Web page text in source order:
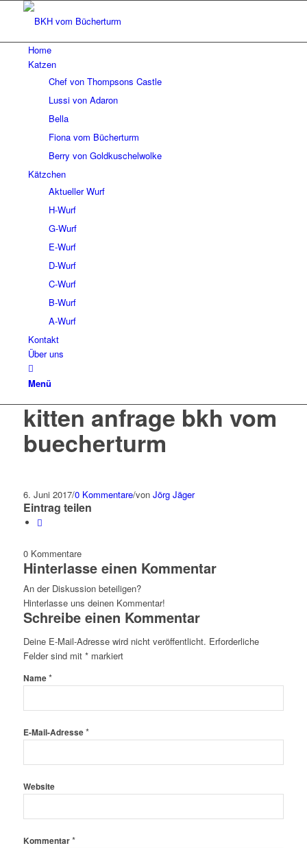
Home
Katzen
Chef von Thompsons Castle
Lussi von Adaron
Bella
Fiona vom Bücherturm
Berry von Goldkuschelwolke
Kätzchen
Aktueller Wurf
H-Wurf
G-Wurf
E-Wurf
D-Wurf
C-Wurf
B-Wurf
A-Wurf
Kontakt
Über uns
Menü
kitten anfrage bkh vom
buecherturm
6. Juni 2017/0 Kommentare/von Jörg Jäger
Eintrag teilen
0 Kommentare
Hinterlasse einen Kommentar
An der Diskussion beteiligen?
Hinterlasse uns deinen Kommentar!
Schreibe einen Kommentar
Deine E-Mail-Adresse wird nicht veröffentlicht. Erforderliche
Felder sind mit *markiert
Name*
E-Mail-Adresse*
Website
Kommentar*